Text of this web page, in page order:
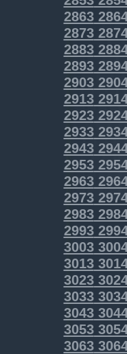
2863
2873
2883
2893
2903
2913
2923
2933
2943
2953
2963
2973
2983
2993
3003
3013
3023
3033
3043
3053
3063